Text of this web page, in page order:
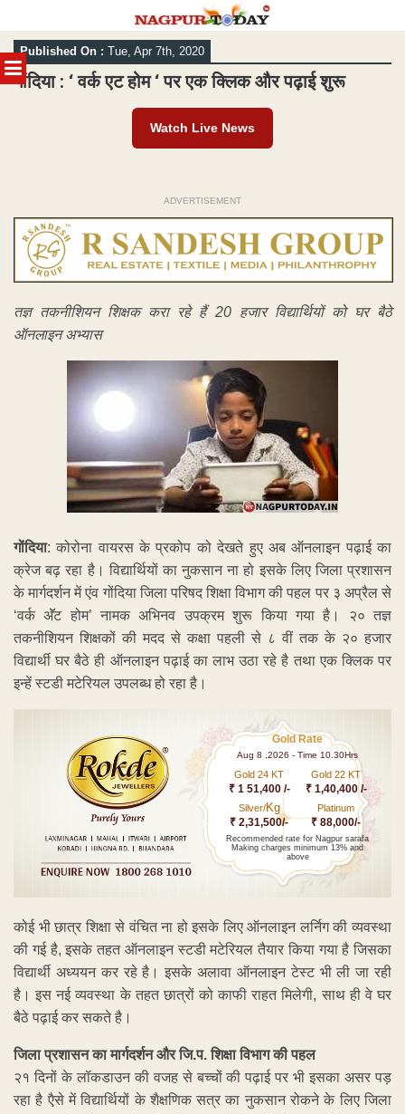
MENU
Skip
to
content
Published On : Tue, Apr 7th, 2020
गोंदिया : ‘ वर्क एट होम ‘ पर एक क्लिक और पढ़ाई शुरू
Watch Live News
ADVERTISEMENT
तज्ञ तकनीशियन शिक्षक करा रहे हैं 20 हजार विद्यार्थियों को घर बैठे
ऑनलाइन अभ्यास
गोंदिया: कोरोना वायरस के प्रकोप को देखते हुए अब ऑनलाइन पढ़ाई का
क्रेज बढ़ रहा है। विद्यार्थियों का नुकसान ना हो इसके लिए जिला प्रशासन
के मार्गदर्शन में एंव गोंदिया जिला परिषद शिक्षा विभाग की पहल पर ३ अप्रैल से
‘वर्क अ‍ॅॅट होम’ नामक अभिनव उपक्रम शुरू किया गया है। २० तज्ञ
तकनीशियन शिक्षकों की मदद से कक्षा पहली से ८ वीं तक के २० हजार
विद्यार्थी घर बैठे ही ऑनलाइन पढ़ाई का लाभ उठा रहे है तथा एक क्लिक पर
इन्हें स्टडी मटेरियल उपलब्ध हो रहा है।
Gold Rate
Aug 8 ,2026 - Time 10.30Hrs
Gold 24 KT
₹ 1 51,400 /-
Gold 22 KT
₹ 1,40,400 /-
Silver/Kg
₹ 2,31,500/-
Platinum
₹ 88,000/-
Recommended rate for Nagpur sarafa
Making charges minimum 13% and
above
कोई भी छात्र शिक्षा से वंचित ना हो इसके लिए ऑनलाइन लर्निग की व्यवस्था
की गई है, इसके तहत ऑनलाइन स्टडी मटेरियल तैयार किया गया है जिसका
विद्यार्थी अध्ययन कर रहे है। इसके अलावा ऑनलाइन टेस्ट भी ली जा रही
है। इस नई व्यवस्था के तहत छात्रों को काफी राहत मिलेगी, साथ ही वे घर
बैठे पढ़ाई कर सकते है।
जिला प्रशासन का मार्गदर्शन और जि.प. शिक्षा विभाग की पहल
२१ दिनों के लॉकडाउन की वजह से बच्चों की पढ़ाई पर भी इसका असर पड़
रहा है एैसे में विद्यार्थियों के शैक्षणिक सत्र का नुकसान रोकने के लिए जिला